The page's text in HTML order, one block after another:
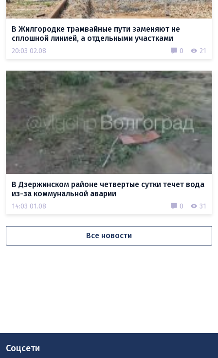
В Жилгородке трамвайные пути заменяют не
сплошной линией, а отдельными участками
20:03 02.08 0 21
В Дзержинском районе четвертые сутки течет вода
из-за коммунальной аварии
14:03 01.08 0 31
Все новости
Соцсети